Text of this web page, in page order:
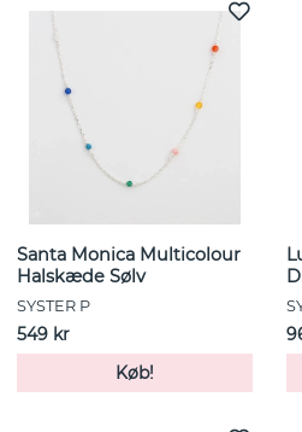
Santa Monica Multicolour
Halskæde Sølv
SYSTER P
549 kr
Køb!